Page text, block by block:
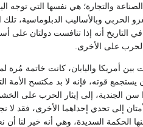
حياة الصناعة والتجارة؛ هي نفسها
الحربي وبالأساليب الدبلوماسية،
في التاريخ أنه إذا تنافست دولتان
على الأخرى.
أمريكا واليابان، كانت خاتمة مُرة
يستجمع قوته، فإنه لا بد مكتسح الأمة
سن الجندية، إلى إيثار الحرب على
إلى تحدي إحداهما الأخرى، فقد
الحكمة السديدة، وهي أنه خير لنا